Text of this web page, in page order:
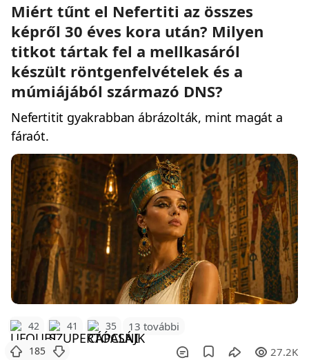
Miért tűnt el Nefertiti az összes
képről 30 éves kora után? Milyen
titkot tártak fel a mellkasáról
készült röntgenfelvételek és a
múmiájából származó DNS?
Nefertitit gyakrabban ábrázolták, mint magát a
fáraót.
42 41 35 13 további
185 27.2K